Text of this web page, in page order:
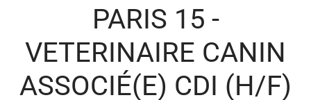
PARIS 15 -
VETERINAIRE CANIN
ASSOCIÉ(E) CDI (H/F)